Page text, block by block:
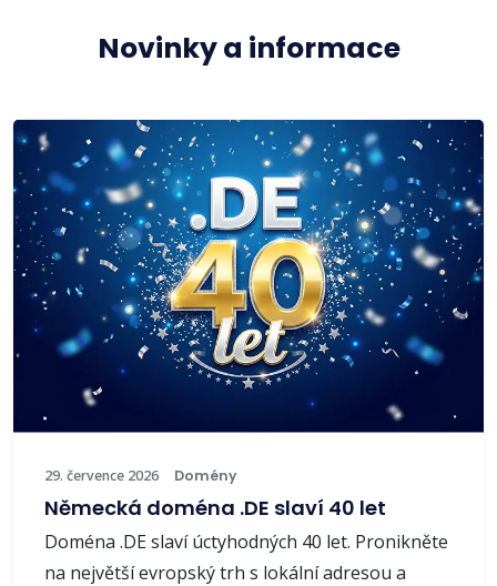
Novinky a informace
29. července 2026 Domény
Německá doména .DE slaví 40 let
Doména .DE slaví úctyhodných 40 let. Pronikněte
na největší evropský trh s lokální adresou a